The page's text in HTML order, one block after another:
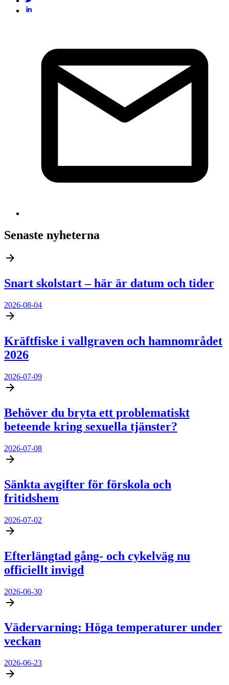
Senaste nyheterna
Snart skolstart – här är datum och tider
2026-08-04
Kräftfiske i vallgraven och hamnområdet
2026
2026-07-09
Behöver du bryta ett problematiskt
beteende kring sexuella tjänster?
2026-07-08
Sänkta avgifter för förskola och
fritidshem
2026-07-02
Efterlängtad gång- och cykelväg nu
officiellt invigd
2026-06-30
Vädervarning: Höga temperaturer under
veckan
2026-06-23